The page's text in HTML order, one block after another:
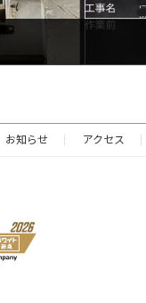
お知らせ アクセス